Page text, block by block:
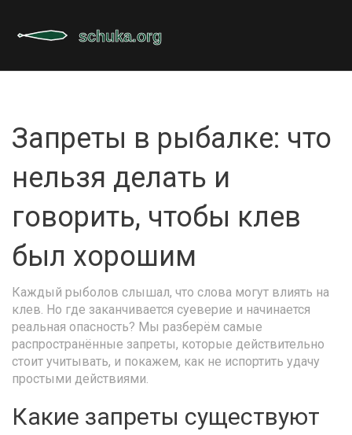
Запреты в рыбалке: что
нельзя делать и
говорить, чтобы клев
был хорошим
Каждый рыболов слышал, что слова могут влиять на
клев. Но где заканчивается суеверие и начинается
реальная опасность? Мы разберём самые
распространённые запреты, которые действительно
стоит учитывать, и покажем, как не испортить удачу
простыми действиями.
Какие запреты существуют